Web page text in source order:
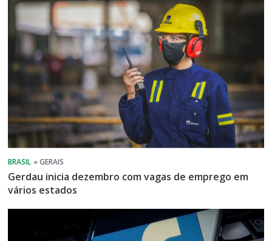
Gerdau inicia dezembro com vagas de emprego em
vários estados